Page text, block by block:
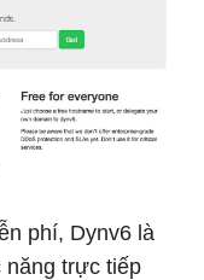
phí, Dynv6 là
năng trực tiếp